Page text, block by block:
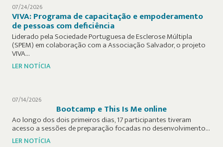
07/24/2026
VIVA: Programa de capacitação e empoderamento
de pessoas com deficiência
Liderado pela Sociedade Portuguesa de Esclerose Múltipla
(SPEM) em colaboração com a Associação Salvador, o projeto
VIVA…
LER NOTÍCIA
07/14/2026
Bootcamp e This Is Me online
Ao longo dos dois primeiros dias, 17 participantes tiveram
acesso a sessões de preparação focadas no desenvolvimento…
LER NOTÍCIA